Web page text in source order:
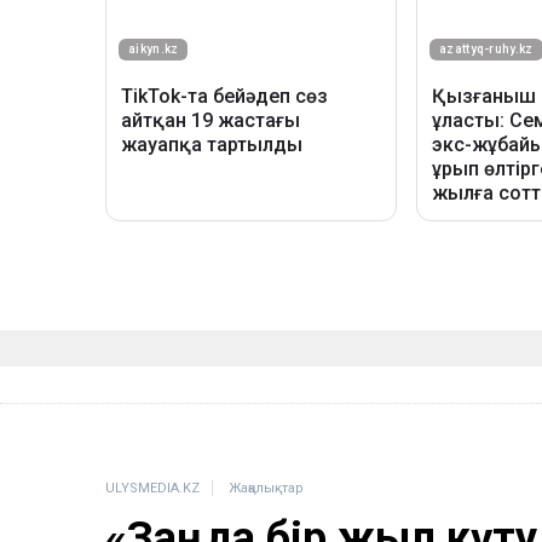
ULYSMEDIA.KZ Жаңалықтар